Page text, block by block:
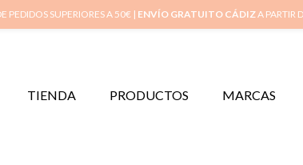
Inicio Mi
TIENDA PRODUCTOS MARCAS
PEDIDOS SUPERIORES A 50€ | ENVÍO GRATUITO CÁDIZA PARTIR